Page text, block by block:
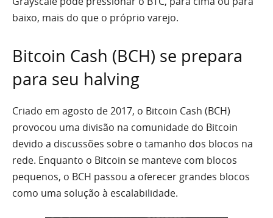
baixo, mais do que o próprio varejo.
Bitcoin Cash (BCH) se prepara
para seu halving
Criado em agosto de 2017, o Bitcoin Cash (BCH)
provocou uma divisão na comunidade do Bitcoin
devido a discussões sobre o tamanho dos blocos na
rede. Enquanto o Bitcoin se manteve com blocos
pequenos, o BCH passou a oferecer grandes blocos
como uma solução à escalabilidade.